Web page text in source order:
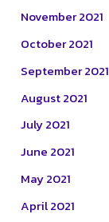
November 2021
October 2021
September 2021
August 2021
July 2021
June 2021
May 2021
April 2021